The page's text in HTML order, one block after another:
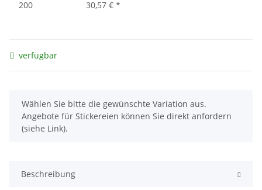
200
30,57 € *
verfügbar
x
Wählen Sie bitte die gewünschte Variation aus.
Angebote für Stickereien können Sie direkt anfordern
(siehe Link).
Beschreibung